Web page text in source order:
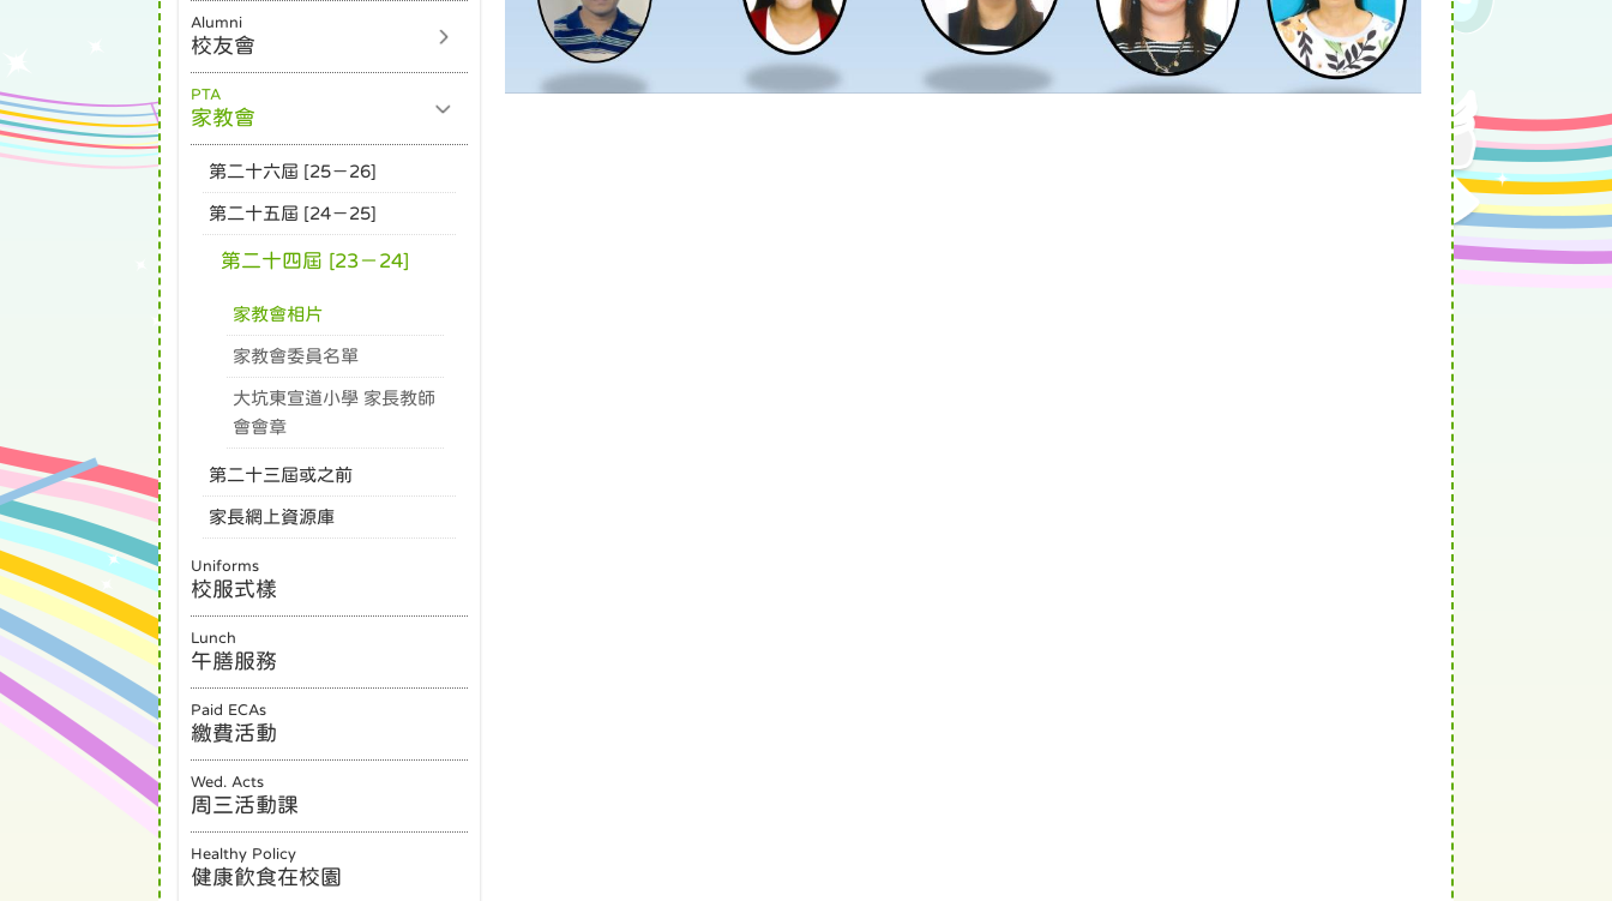
Alumni
校友會
PTA
家教會
第二十六屆 [25－26]
第二十五屆 [24－25]
第二十四屆 [23－24]
家教會相片
家教會委員名單
大坑東宣道小學 家長教師
會會章
第二十三屆或之前
家長網上資源庫
Uniforms
校服式樣
Lunch
午膳服務
Paid ECAs
繳費活動
Wed. Acts
周三活動課
Healthy Policy
健康飲食在校園